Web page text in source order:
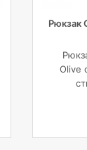
Рюкзак
Olive